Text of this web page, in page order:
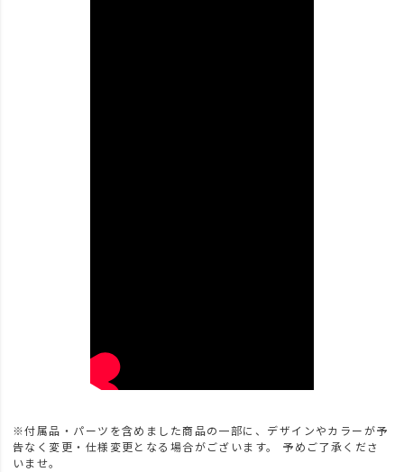
※付属品・パーツを含めました商品の一部に、デザインやカラーが予
告なく変更・仕様変更となる場合がございます。 予めご了承くださ
いませ。